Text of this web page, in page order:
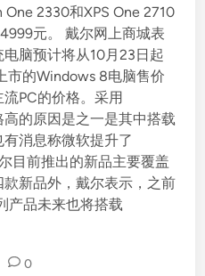
2330和XPS One 2710
元。 戴尔网上商城表
脑预计将从10月23日起
市的Windows 8电脑售价
PC的价格。采用
的原因是之一是其中搭载
消息称微软提升了
目前推出的新品主要覆盖
新品外，戴尔表示，之前
产品未来也将搭载
0